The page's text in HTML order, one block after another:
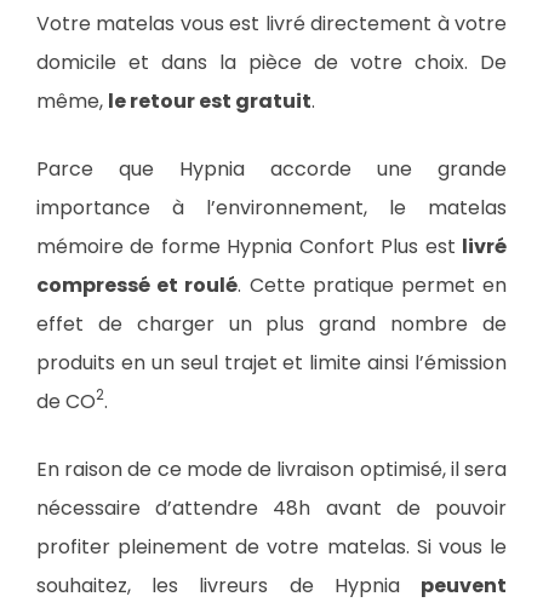
Votre matelas vous est livré directement à votre
domicile et dans la pièce de votre choix. De
même, le retour est gratuit.
Parce que Hypnia accorde une grande
importance à l’environnement, le matelas
mémoire de forme Hypnia Confort Plus est livré
compressé et roulé. Cette pratique permet en
effet de charger un plus grand nombre de
produits en un seul trajet et limite ainsi l’émission
de CO2.
En raison de ce mode de livraison optimisé, il sera
nécessaire d’attendre 48h avant de pouvoir
profiter pleinement de votre matelas. Si vous le
souhaitez, les livreurs de Hypnia peuvent